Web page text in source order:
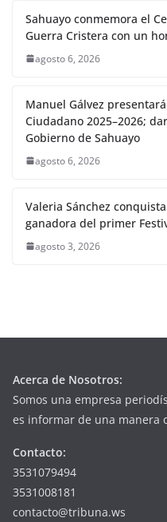
Sahuayo conmemora el
Guerra Cristera con un
agosto 6, 2026
Manuel Gálvez
Ciudadano 2025–2026;
Gobierno de Sahuayo
agosto 6, 2026
Valeria Sánchez
ganadora del primer
agosto 3, 2026
Acerca de Nosotros:
Somos una empresa
es informar de una manera
Contacto:
3531079494
3531008181
contacto@tribuna.ws